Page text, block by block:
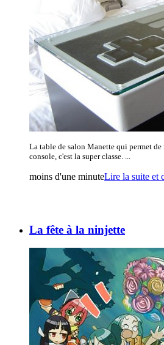
La table de salon Manette qui permet
console, c'est la super classe. ...
moins d'une minuteLire la suite et
La fête à la ninjette